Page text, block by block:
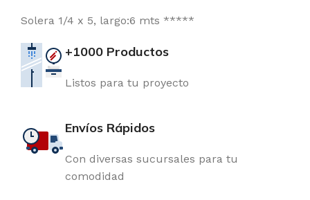
Solera 1/4 x 5, largo:6 mts *****
+1000 Productos
Listos para tu proyecto
Envíos Rápidos
Con diversas sucursales para tu
comodidad